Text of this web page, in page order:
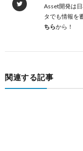
Asset開発は
タでも情報を
ちらから！
関連する記事